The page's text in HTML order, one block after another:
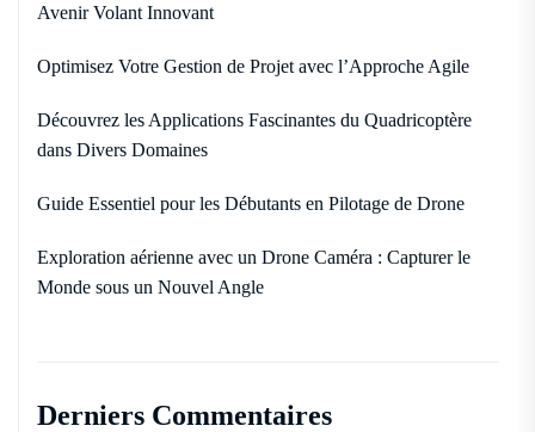
Avenir Volant Innovant
Optimisez Votre Gestion de Projet avec l’Approche Agile
Découvrez les Applications Fascinantes du Quadricoptère
dans Divers Domaines
Guide Essentiel pour les Débutants en Pilotage de Drone
Exploration aérienne avec un Drone Caméra : Capturer le
Monde sous un Nouvel Angle
Derniers Commentaires